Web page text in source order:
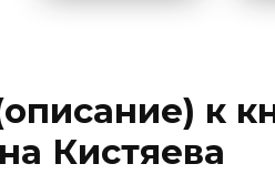
к
Кистяева